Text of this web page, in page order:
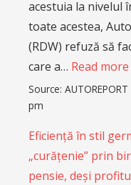
acestuia la nivelul
toate acestea,
(RDW) refuză să
care a… Read more
Source: AUTOREPORT
pm
Eficiență în stil
„curățenie” prin
pensie, deși